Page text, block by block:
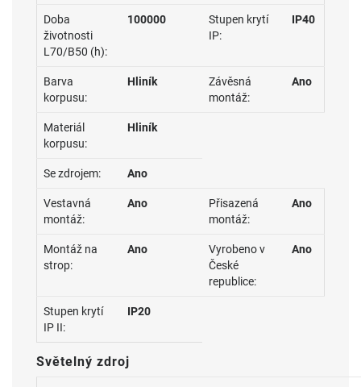
Doba
životnosti
L70/B50 (h):
100000
Stupen krytí
IP:
IP40
Barva
korpusu:
Hliník
Závěsná
montáž:
Ano
Materiál
korpusu:
Hliník
Se zdrojem: Ano
Vestavná
montáž:
Ano
Přisazená
montáž:
Ano
Montáž na
strop:
Ano
Vyrobeno v
České
republice:
Ano
Stupen krytí
IP II:
IP20
Světelný zdroj